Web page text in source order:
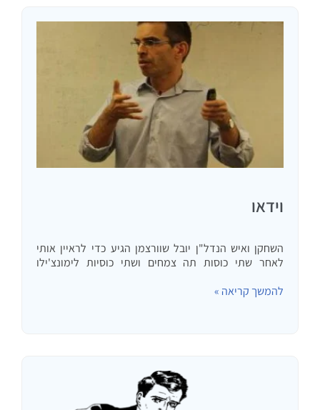
וידאו
השחקן ואיש הנדל"ן יובל שוורצמן הגיע כדי לראיין אותי
לאחר שתי כוסות תה צמחים ושתי כוסיות לימונצ'ילו
אחר… הרצאה לילדים במסגרת יום הולדת…
להמשך קריאה »